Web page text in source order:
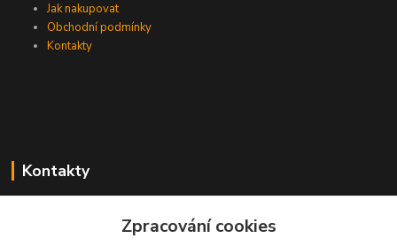
Jak nakupovat
Obchodní podmínky
Kontakty
Kontakty
+420 733 530 378
Zpracování cookies